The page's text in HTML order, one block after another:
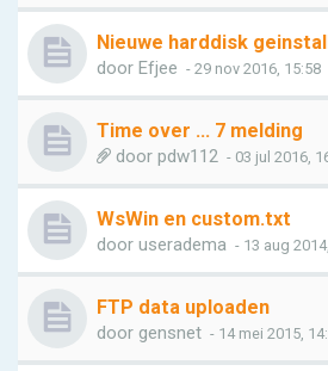
Nieuwe harddisk
door Efjee - 29 nov 2016, 15:58
Time over ... 7 melding
door pdw112 - 03 jul 2016,
WsWin en custom.txt
door useradema - 13 aug
FTP data uploaden
door gensnet - 14 mei 2015,